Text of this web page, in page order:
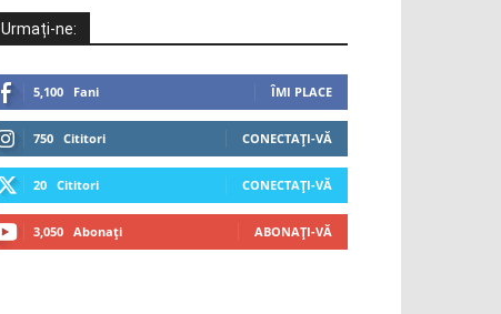
Urmați-ne:
5,100 Fani ÎMI PLACE
750 Cititori CONECTAȚI-VĂ
20 Cititori CONECTAȚI-VĂ
3,050 Abonați ABONAȚI-VĂ